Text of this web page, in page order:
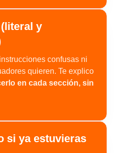
y
confusas ni
quieren. Te explico
en cada sección, sin
si ya estuvieras